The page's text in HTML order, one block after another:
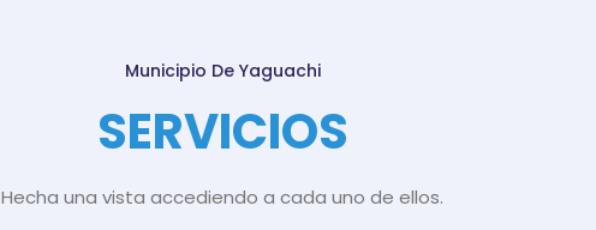
Municipio De Yaguachi
SERVICIOS
Hecha una vista accediendo a cada uno de ellos.